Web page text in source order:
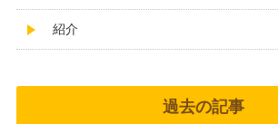
紹介
過去の記事